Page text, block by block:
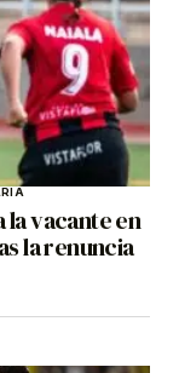
la vacante en
la renuncia